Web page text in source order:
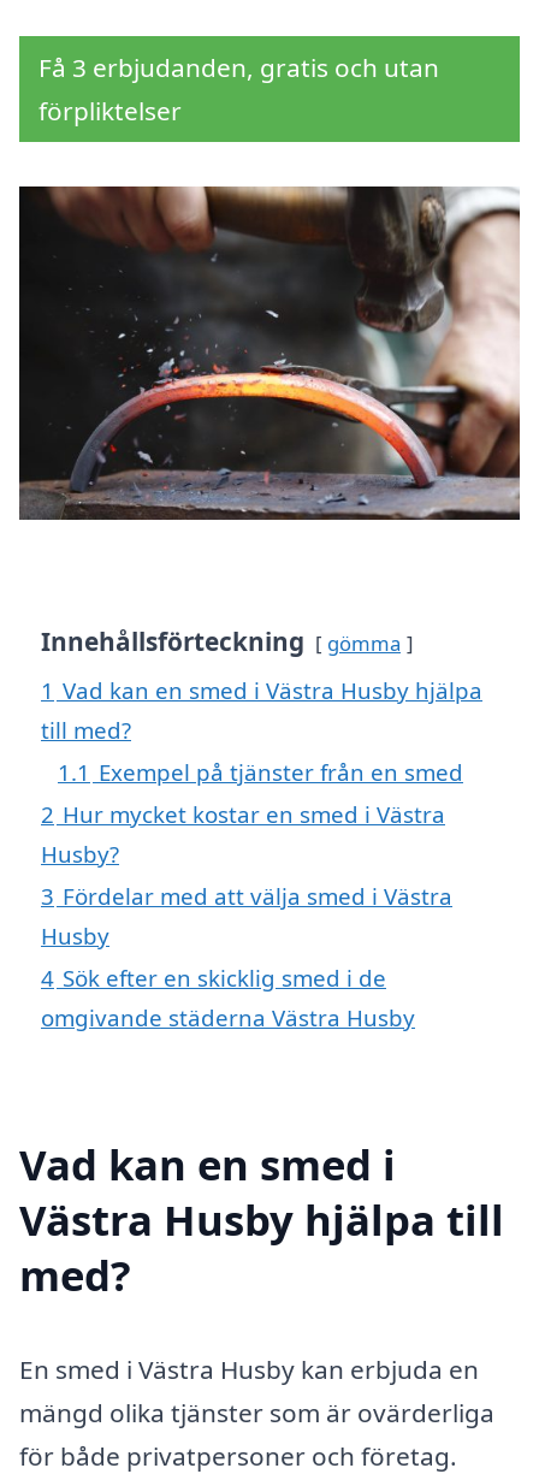
Få 3 erbjudanden, gratis och utan
förpliktelser
Innehållsförteckning gömma
1 Vad kan en smed i Västra Husby hjälpa
till med?
1.1 Exempel på tjänster från en smed
2 Hur mycket kostar en smed i Västra
Husby?
3 Fördelar med att välja smed i Västra
Husby
4 Sök efter en skicklig smed i de
omgivande städerna Västra Husby
Vad kan en smed i
Västra Husby hjälpa till
med?
En smed i Västra Husby kan erbjuda en
mängd olika tjänster som är ovärderliga
för både privatpersoner och företag.